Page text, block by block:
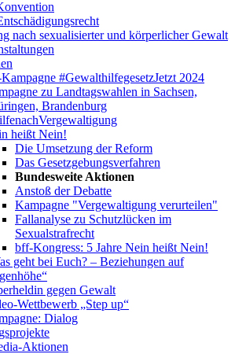
nach sexualisierter und körperlicher Gewalt
#GewalthilfegesetzJetzt 2024
zu Landtagswahlen in Sachsen,
Brandenburg
heißt Nein!
Die Umsetzung der Reform
Das Gesetzgebungsverfahren
Bundesweite Aktionen
Anstoß der Debatte
Kampagne "Vergewaltigung verurteilen"
Fallanalyse zu Schutzlücken im
Sexualstrafrecht
bff-Kongress: 5 Jahre Nein heißt Nein!
geht bei Euch? – Beziehungen auf
gegen Gewalt
Wettbewerb „Step up“
Dialog
Aktionen